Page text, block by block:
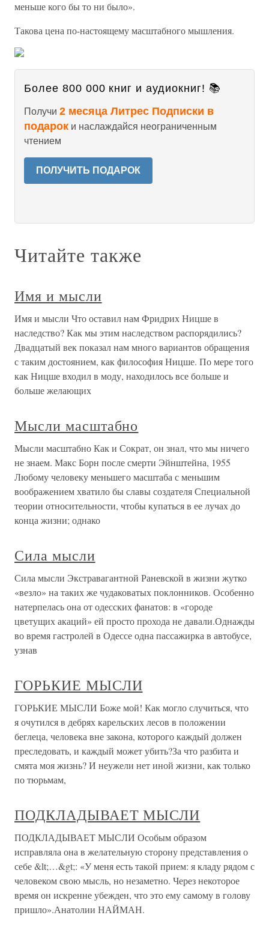
меньше кого бы то ни было».
Такова цена по-настоящему масштабного мышления.
Более 800 000 книг и аудиокниг! 📚
Получи 2 месяца Литрес Подписки в
подарок и наслаждайся неограниченным
чтением
ПОЛУЧИТЬ ПОДАРОК
Читайте также
Имя и мысли
Имя и мысли Что оставил нам Фридрих Ницше в
наследство? Как мы этим наследством распорядились?
Двадцатый век показал нам много вариантов обращения
с таким достоянием, как философия Ницше. По мере того
как Ницше входил в моду, находилось все больше и
больше желающих
Мысли масштабно
Мысли масштабно Как и Сократ, он знал, что мы ничего
не знаем. Макс Борн после смерти Эйнштейна, 1955
Любому человеку меньшего масштаба с меньшим
воображением хватило бы славы создателя Специальной
теории относительности, чтобы купаться в ее лучах до
конца жизни; однако
Сила мысли
Сила мысли Экстравагантной Раневской в жизни жутко
«везло» на таких же чудаковатых поклонников. Особенно
натерпелась она от одесских фанатов: в «городе
цветущих акаций» ей просто прохода не давали.Однажды
во время гастролей в Одессе одна пассажирка в автобусе,
узнав
ГОРЬКИЕ МЫСЛИ
ГОРЬКИЕ МЫСЛИ Боже мой! Как могло случиться, что
я очутился в дебрях карельских лесов в положении
беглеца, человека вне закона, которого каждый должен
преследовать, и каждый может убить?За что разбита и
смята моя жизнь? И неужели нет иной жизни, как только
по тюрьмам,
ПОДКЛАДЫВАЕТ МЫСЛИ
ПОДКЛАДЫВАЕТ МЫСЛИ Особым образом
исправляла она в желательную сторону представления о
себе &lt;…&gt;: «У меня есть такой прием: я кладу рядом с
человеком свою мысль, но незаметно. Через некоторое
время он искренне убежден, что это ему самому в голову
пришло».Анатолии НАЙМАН.